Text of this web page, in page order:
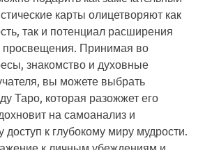
карты олицетворяют как
так и потенциал расширения
просвещения. Принимая во
знакомство и духовные
вы можете выбрать
Таро, которая разожжет его
на самоанализ и
доступ к глубокому миру мудрости.
к личным убеждениям и